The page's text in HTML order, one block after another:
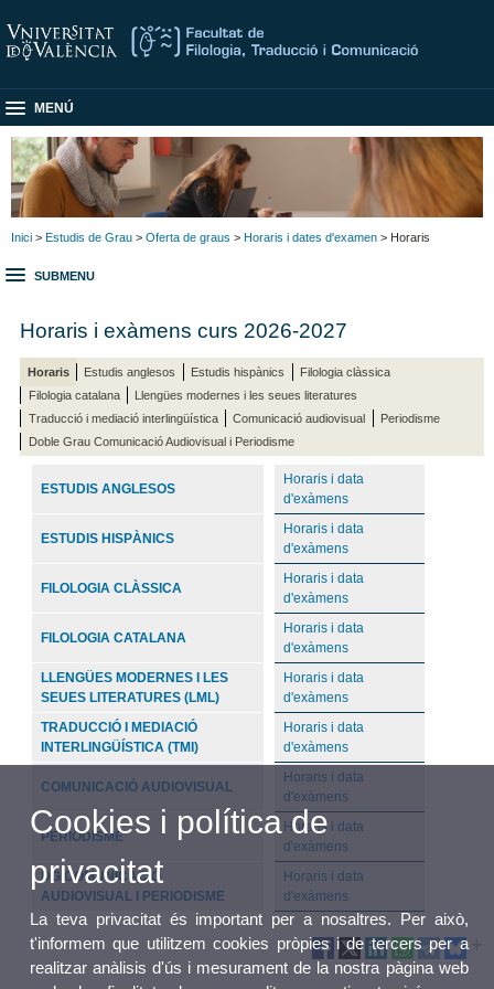
MENÚ
Inici > Estudis de Grau > Oferta de graus > Horaris i dates d'examen > Horaris
SUBMENU
Horaris i exàmens curs 2026-2027
Horaris Estudis anglesos Estudis hispànics
Filologia clàssica
Filologia catalana
Llengües modernes i les seues literatures
Traducció i mediació interlingüística
Comunicació audiovisual
Periodisme
Doble Grau Comunicació Audiovisual i Periodisme
ESTUDIS ANGLESOS
Horaris i data
d'exàmens
ESTUDIS HISPÀNICS
Horaris i data
d'exàmens
FILOLOGIA CLÀSSICA
Horaris i data
d'exàmens
FILOLOGIA CATALANA
Horaris i data
d'exàmens
LLENGÜES MODERNES I LES
SEUES LITERATURES (LML)
Horaris i data
d'exàmens
TRADUCCIÓ I MEDIACIÓ
INTERLINGÜÍSTICA (TMI)
Horaris i data
d'exàmens
COMUNICACIÓ AUDIOVISUAL
Horaris i data
d'exàmens
PERIODISME
Horaris i data
d'exàmens
DG COMUNICACIÓ
AUDIOVISUAL I PERIODISME
Horaris i data
d'exàmens
Cookies i política de
privacitat
La teva privacitat és important per a nosaltres. Per això,
t'informem que utilitzem cookies pròpies i de tercers per a
realitzar anàlisis d'ús i mesurament de la nostra pàgina web